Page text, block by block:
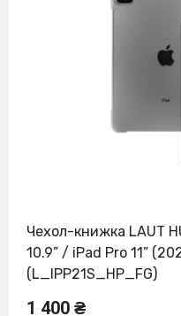
Чехол-книжка LAUT
10.9” / iPad Pro 11”
(L_IPP21S_HP_FG)
1 400 ₴